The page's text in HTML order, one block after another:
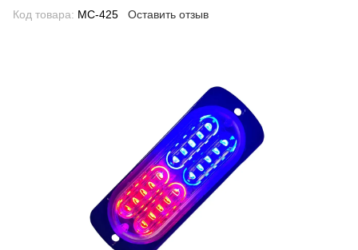
Код товара: МС-425 Оставить отзыв